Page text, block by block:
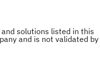
solutions listed in this
and is not validated by